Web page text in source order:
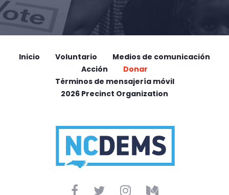
Inicio Voluntario
Medios de comunicación
Acción
Donar
Términos de mensajería móvil
2026 Precinct Organization